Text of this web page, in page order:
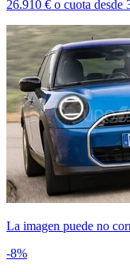
26.910 € o cuota desde
La imagen puede no
-8%